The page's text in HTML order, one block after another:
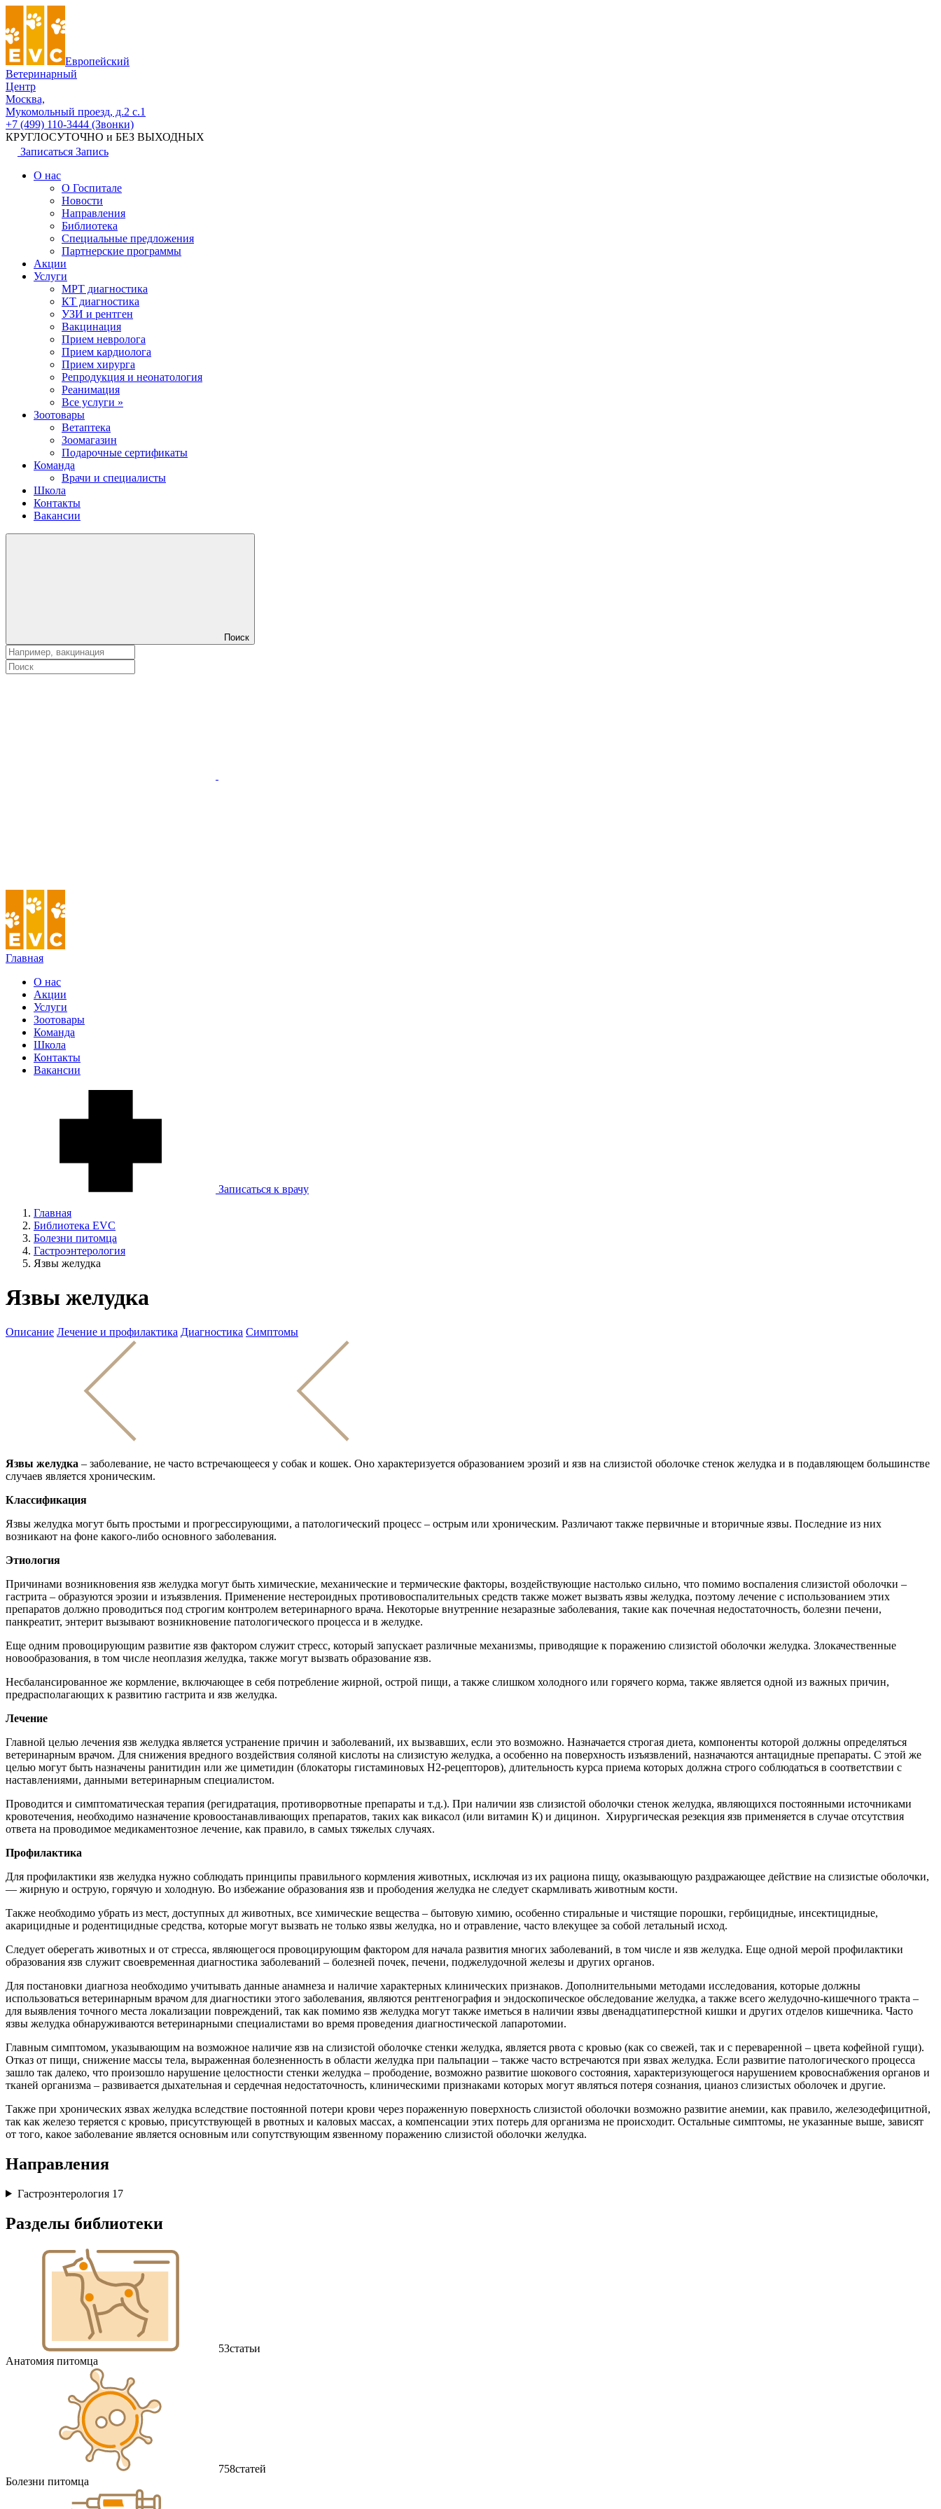
Европейский
Ветеринарный
Центр
Москва,
Мукомольный проезд, д.2 с.1
+7 (499) 110-3444 (Звонки)
КРУГЛОСУТОЧНО и БЕЗ ВЫХОДНЫХ
Записаться Запись
О нас
О Госпитале
Новости
Направления
Библиотека
Специальные предложения
Партнерские программы
Акции
Услуги
МРТ диагностика
КТ диагностика
УЗИ и рентген
Вакцинация
Прием невролога
Прием кардиолога
Прием хирурга
Репродукция и неонатология
Реанимация
Все услуги »
Зоотовары
Ветаптека
Зоомагазин
Подарочные сертификаты
Команда
Врачи и специалисты
Школа
Контакты
Вакансии
Поиск
Главная
О нас
Акции
Услуги
Зоотовары
Команда
Школа
Контакты
Вакансии
Записаться к врачу
Главная
Библиотека EVC
Болезни питомца
Гастроэнтерология
Язвы желудка
Язвы желудка
Описание Лечение и профилактика Диагностика Симптомы
Язвы желудка – заболевание, не часто встречающееся у собак и кошек. Оно характеризуется образованием эрозий и язв на слизистой оболочке стенок желудка и в подавляющем большинстве
случаев является хроническим.
Классификация
Язвы желудка могут быть простыми и прогрессирующими, а патологический процесс – острым или хроническим. Различают также первичные и вторичные язвы. Последние из них
возникают на фоне какого-либо основного заболевания.
Этиология
Причинами возникновения язв желудка могут быть химические, механические и термические факторы, воздействующие настолько сильно, что помимо воспаления слизистой оболочки –
гастрита – образуются эрозии и изъязвления. Применение нестероидных противовоспалительных средств также может вызвать язвы желудка, поэтому лечение с использованием этих
препаратов должно проводиться под строгим контролем ветеринарного врача. Некоторые внутренние незаразные заболевания, такие как почечная недостаточность, болезни печени,
панкреатит, энтерит вызывают возникновение патологического процесса и в желудке.
Еще одним провоцирующим развитие язв фактором служит стресс, который запускает различные механизмы, приводящие к поражению слизистой оболочки желудка. Злокачественные
новообразования, в том числе неоплазия желудка, также могут вызвать образование язв.
Несбалансированное же кормление, включающее в себя потребление жирной, острой пищи, а также слишком холодного или горячего корма, также является одной из важных причин,
предрасполагающих к развитию гастрита и язв желудка.
Лечение
Главной целью лечения язв желудка является устранение причин и заболеваний, их вызвавших, если это возможно. Назначается строгая диета, компоненты которой должны определяться
ветеринарным врачом. Для снижения вредного воздействия соляной кислоты на слизистую желудка, а особенно на поверхность изъязвлений, назначаются антацидные препараты. С этой же
целью могут быть назначены ранитидин или же циметидин (блокаторы гистаминовых H2-рецепторов), длительность курса приема которых должна строго соблюдаться в соответствии с
наставлениями, данными ветеринарным специалистом.
Проводится и симптоматическая терапия (регидратация, противорвотные препараты и т.д.). При наличии язв слизистой оболочки стенок желудка, являющихся постоянными источниками
кровотечения, необходимо назначение кровоостанавливающих препаратов, таких как викасол (или витамин К) и дицинон. Хирургическая резекция язв применяется в случае отсутствия
ответа на проводимое медикаментозное лечение, как правило, в самых тяжелых случаях.
Профилактика
Для профилактики язв желудка нужно соблюдать принципы правильного кормления животных, исключая из их рациона пищу, оказывающую раздражающее действие на слизистые оболочки,
— жирную и острую, горячую и холодную. Во избежание образования язв и прободения желудка не следует скармливать животным кости.
Также необходимо убрать из мест, доступных дл животных, все химические вещества – бытовую химию, особенно стиральные и чистящие порошки, гербицидные, инсектицидные,
акарицидные и родентицидные средства, которые могут вызвать не только язвы желудка, но и отравление, часто влекущее за собой летальный исход.
Следует оберегать животных и от стресса, являющегося провоцирующим фактором для начала развития многих заболеваний, в том числе и язв желудка. Еще одной мерой профилактики
образования язв служит своевременная диагностика заболеваний – болезней почек, печени, поджелудочной железы и других органов.
Для постановки диагноза необходимо учитывать данные анамнеза и наличие характерных клинических признаков. Дополнительными методами исследования, которые должны
использоваться ветеринарным врачом для диагностики этого заболевания, являются рентгенография и эндоскопическое обследование желудка, а также всего желудочно-кишечного тракта –
для выявления точного места локализации повреждений, так как помимо язв желудка могут также иметься в наличии язвы двенадцатиперстной кишки и других отделов кишечника. Часто
язвы желудка обнаруживаются ветеринарными специалистами во время проведения диагностической лапаротомии.
Главным симптомом, указывающим на возможное наличие язв на слизистой оболочке стенки желудка, является рвота с кровью (как со свежей, так и с переваренной – цвета кофейной гущи).
Отказ от пищи, снижение массы тела, выраженная болезненность в области желудка при пальпации – также часто встречаются при язвах желудка. Если развитие патологического процесса
зашло так далеко, что произошло нарушение целостности стенки желудка – прободение, возможно развитие шокового состояния, характеризующегося нарушением кровоснабжения органов и
тканей организма – развивается дыхательная и сердечная недостаточность, клиническими признаками которых могут являться потеря сознания, цианоз слизистых оболочек и другие.
Также при хронических язвах желудка вследствие постоянной потери крови через пораженную поверхность слизистой оболочки возможно развитие анемии, как правило, железодефицитной,
так как железо теряется с кровью, присутствующей в рвотных и каловых массах, а компенсации этих потерь для организма не происходит. Остальные симптомы, не указанные выше, зависят
от того, какое заболевание является основным или сопутствующим язвенному поражению слизистой оболочки желудка.
Направления
Гастроэнтерология 17
Разделы библиотеки
53статьи
Анатомия питомца
758статей
Болезни питомца